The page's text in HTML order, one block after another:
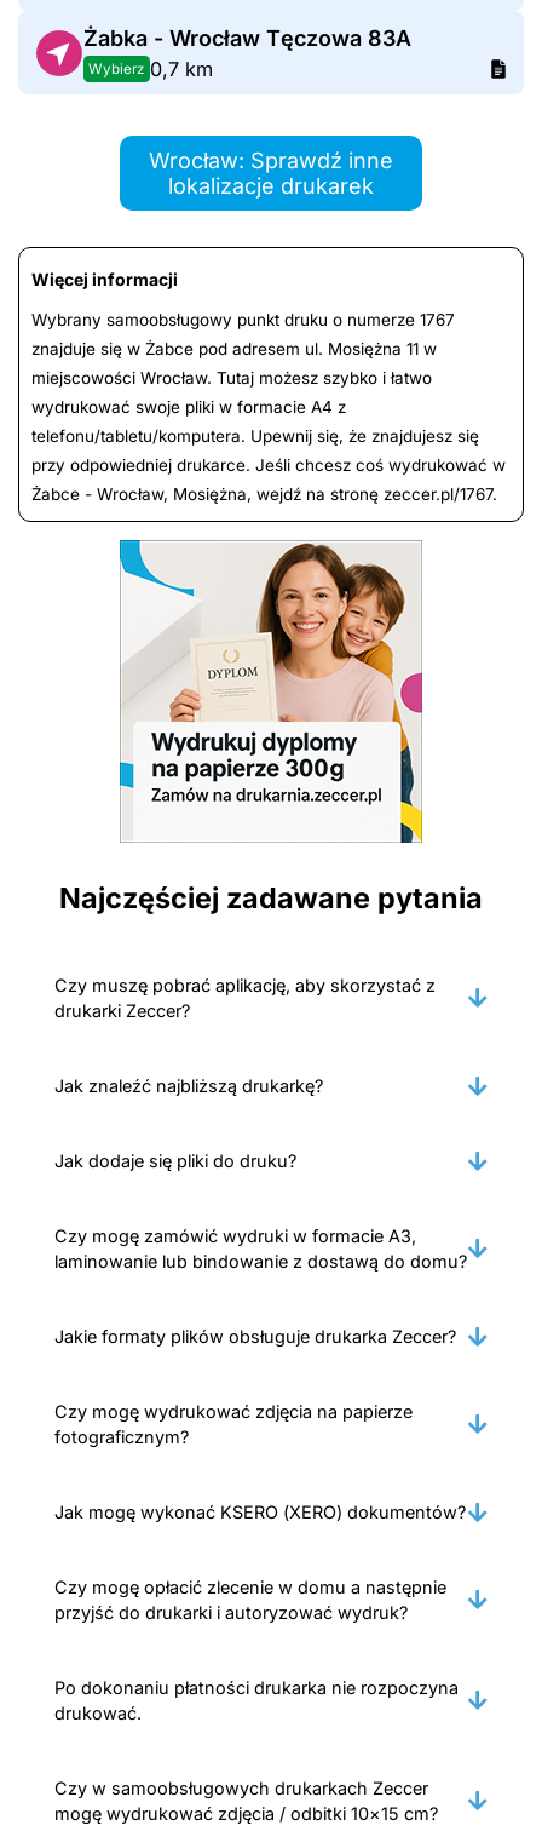
Żabka - Wrocław Tęczowa 83A
Wybierz 0,7 km
Wrocław: Sprawdź inne
lokalizacje drukarek
Więcej informacji
Wybrany samoobsługowy punkt druku o numerze 1767
znajduje się w Żabce pod adresem ul. Mosiężna 11 w
miejscowości Wrocław. Tutaj możesz szybko i łatwo
wydrukować swoje pliki w formacie A4 z
telefonu/tabletu/komputera. Upewnij się, że znajdujesz się
przy odpowiedniej drukarce. Jeśli chcesz coś wydrukować w
Żabce - Wrocław, Mosiężna, wejdź na stronę zeccer.pl/1767.
Najczęściej zadawane pytania
Czy muszę pobrać aplikację, aby skorzystać z
drukarki Zeccer?
Jak znaleźć najbliższą drukarkę?
Jak dodaje się pliki do druku?
Czy mogę zamówić wydruki w formacie A3,
laminowanie lub bindowanie z dostawą do domu?
Jakie formaty plików obsługuje drukarka Zeccer?
Czy mogę wydrukować zdjęcia na papierze
fotograficznym?
Jak mogę wykonać KSERO (XERO) dokumentów?
Czy mogę opłacić zlecenie w domu a następnie
przyjść do drukarki i autoryzować wydruk?
Po dokonaniu płatności drukarka nie rozpoczyna
drukować.
Czy w samoobsługowych drukarkach Zeccer
mogę wydrukować zdjęcia / odbitki 10×15 cm?